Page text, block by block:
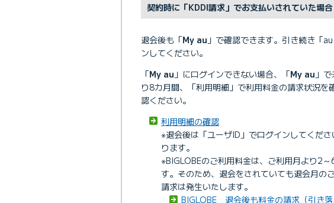
契約時に「KDDI請求」でお支払いされていた場合
退会後も「My au 」で確認できます。引き続き「
ンしてください。
「My au 」にログインできない場合、「My au 」
り8カ月間、「利用明細」で利用料金の請求状況
認ください。
利用明細の確認
※退会後は「ユーザID」でログインしてくだ
ります。
※BIGLOBEのご利用料金は、ご利用月より2
す。そのため、退会をされていても退会月の
請求は発生いたします。
BIGLOBE 退会後も料金の請求（引き